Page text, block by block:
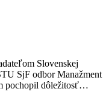
Slovenskej
SjF odbor Manažment
pochopil dôležitosť